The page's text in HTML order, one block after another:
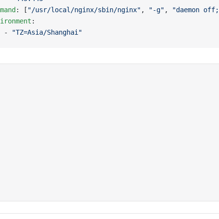
: [ "/usr/local/nginx/sbin/nginx" , "-g" , "daemon
:
-
"TZ=Asia/Shanghai"